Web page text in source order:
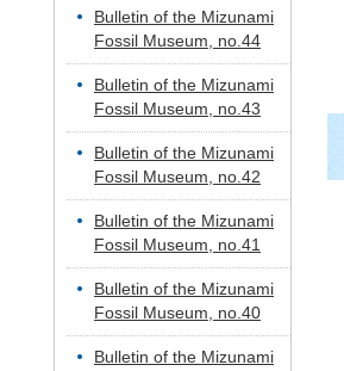
Bulletin of the Mizunami
Fossil Museum, no.44
Bulletin of the Mizunami
Fossil Museum, no.43
Bulletin of the Mizunami
Fossil Museum, no.42
Bulletin of the Mizunami
Fossil Museum, no.41
Bulletin of the Mizunami
Fossil Museum, no.40
Bulletin of the Mizunami